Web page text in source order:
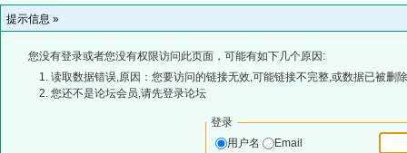
提示信息 »
您没有登录或者您没有权限访问此页面，可能有如下几个原因:
读取数据错误,原因：您要访问的链接无效,可能链接不完整,或数据已被删
您还不是论坛会员,请先登录论坛
登录
用户名
Email